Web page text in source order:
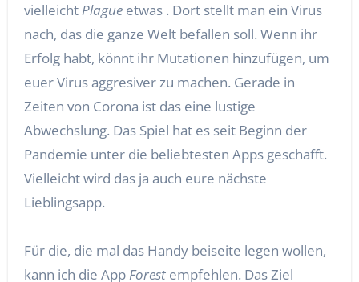
vielleichtPlague etwas . Dort stellt man ein Virus
nach, das die ganze Welt befallen soll. Wenn ihr
Erfolg habt, könnt ihr Mutationen hinzufügen, um
euer Virus aggresiver zu machen. Gerade in
Zeiten von Corona ist das eine lustige
Abwechslung. Das Spiel hat es seit Beginn der
Pandemie unter die beliebtesten Apps geschafft.
Vielleicht wird das ja auch eure nächste
Lieblingsapp.
Für die, die mal das Handy beiseite legen wollen,
kann ich die AppForest empfehlen. Das Ziel